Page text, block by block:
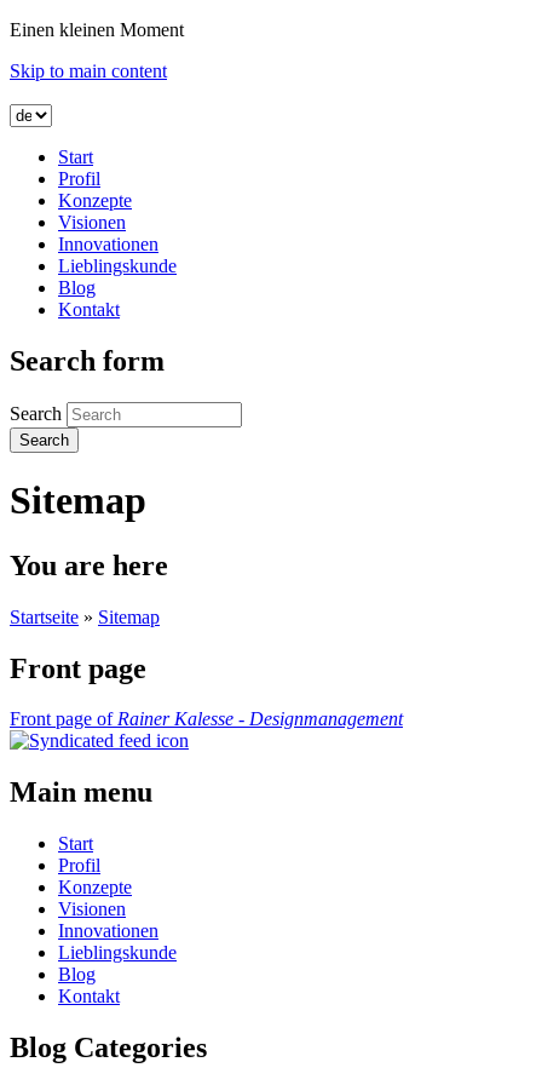
Einen kleinen Moment
Skip to main content
Start
Profil
Konzepte
Visionen
Innovationen
Lieblingskunde
Blog
Kontakt
Search form
Search
Sitemap
You are here
Startseite » Sitemap
Front page
Front page ofRainer Kalesse - Designmanagement
Main menu
Start
Profil
Konzepte
Visionen
Innovationen
Lieblingskunde
Blog
Kontakt
Blog Categories